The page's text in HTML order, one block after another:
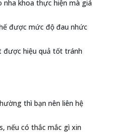
nha khoa thực hiện mà giá
được mức độ đau nhức
được hiệu quả tốt tránh
thì bạn nên liên hệ
nếu có thắc mắc gì xin